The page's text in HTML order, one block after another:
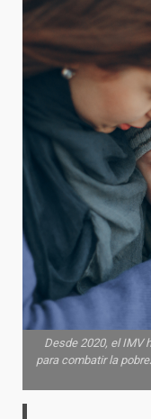
Desde 2020, el IMV
para combatir la